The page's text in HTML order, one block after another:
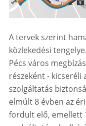
A tervek szerint
közlekedési
Pécs város
részeként -
szolgáltatás
elmúlt 8 évben az
fordult elő, emellett